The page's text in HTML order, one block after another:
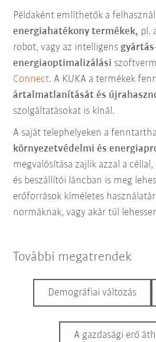
Példaként említhetők a
energiahatékony termékek, pl.
robot, vagy az intelligens
energiaoptimalizálási
Connect. A KUKA a termékek
ártalmatlanítását és
szolgáltatásokat is kínál.
A saját telephelyeken a
környezetvédelmi és
megvalósítása zajlik azzal a
és beszállítói láncban is meg
erőforrások kíméletes
normáknak, vagy akár túl
További megatrendek
Demográfiai változás
A gazdasági erő